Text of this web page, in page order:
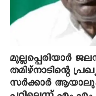
മുല്ലപ്പെരിയാർ
തമിഴ്നാടിന്റെ
സർക്കാർ ആയാലും